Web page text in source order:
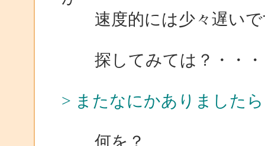
速度的には少々遅いで
探してみては？・・・
> またなにかありました
何を？